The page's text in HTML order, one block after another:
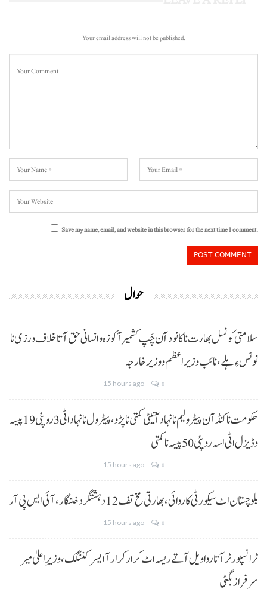
Your email address will not be published.
Save my name, email, and website in this browser for the next time I comment.
حوال
سلامتی کونسل بھارت نا کانود آن چَپ کشمیر آ کوزہ و انسانی حق آتا خلاف ورزی نا
نوٹس ءِ ہلے،نائب وزیراعظم و وزیر خارجہ
15 hours ago 0
حکومت نا کنڈ آن پیٹرولیم نا نہاد آتیٹی کمتی نا پڑو،پیٹرول نا نہاد اٹی 3 روپئی 19 پیسہ
و ڈیزل اٹی اسہ روپئی 50 پیسہ نا کمتی
15 hours ago 0
بلوچستان اٹ سیکورٹی کاروائی، بھارتی مخ تف 12 دہشتگرد خلنگار،آئی ایس پی آر
15 hours ago 0
ٹرانسپورٹر آتا روا ویل آتے ریسہ اٹ کرار کرار آ ایسر کننگک ،وزیرِ اعلیٰ میر
سرفراز بگٹی